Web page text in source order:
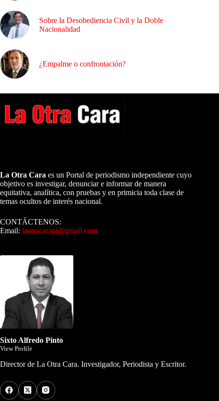
Sobre la Desobediencia Civil y la Doble
Nacionalidad
¿Empalme o confrontación?
La Otra Cara es un Portal de periodismo independiente cuyo
objetivo es investigar, denunciar e informar de manera
equitativa, analítica, con pruebas y en primicia toda clase de
temas ocultos de interés nacional.
CONTÁCTENOS:
Email: laotracarapi@gmail.com
Sixto Alfredo Pinto
View Profile
Director de La Otra Cara. Investigador, Periodista y Escritor.